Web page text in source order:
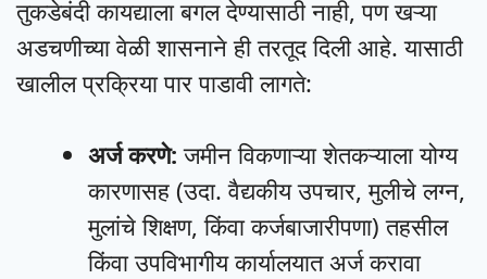
तुकडेबंदी कायद्याला बगल देण्यासाठी नाही, पण खऱ्या
अडचणीच्या वेळी शासनाने ही तरतूद दिली आहे. यासाठी
खालील प्रक्रिया पार पाडावी लागते:
अर्ज करणे: जमीन विकणाऱ्या शेतकऱ्याला योग्य
कारणासह (उदा. वैद्यकीय उपचार, मुलीचे लग्न,
मुलांचे शिक्षण, किंवा कर्जबाजारीपणा) तहसील
किंवा उपविभागीय कार्यालयात अर्ज करावा